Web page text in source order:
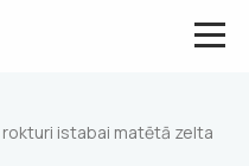
rokturi istabai matētā zelta